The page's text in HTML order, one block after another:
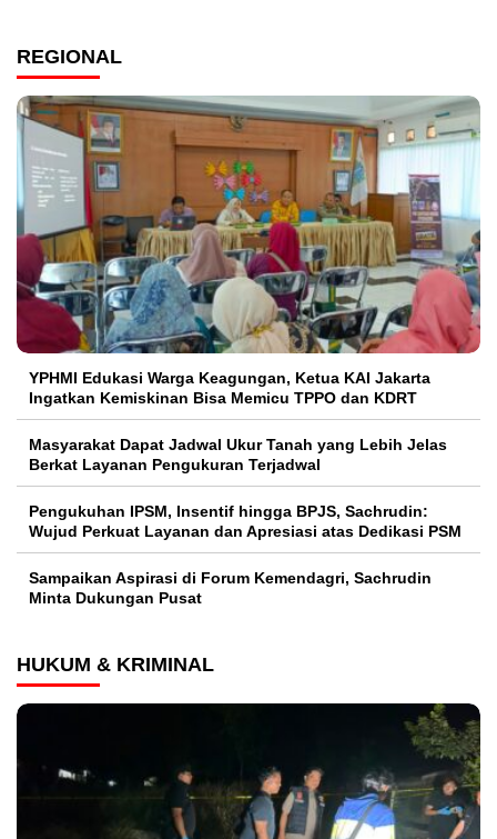
REGIONAL
YPHMI Edukasi Warga Keagungan, Ketua KAI Jakarta
Ingatkan Kemiskinan Bisa Memicu TPPO dan KDRT
Masyarakat Dapat Jadwal Ukur Tanah yang Lebih Jelas
Berkat Layanan Pengukuran Terjadwal
Pengukuhan IPSM, Insentif hingga BPJS, Sachrudin:
Wujud Perkuat Layanan dan Apresiasi atas Dedikasi PSM
Sampaikan Aspirasi di Forum Kemendagri, Sachrudin
Minta Dukungan Pusat
HUKUM & KRIMINAL